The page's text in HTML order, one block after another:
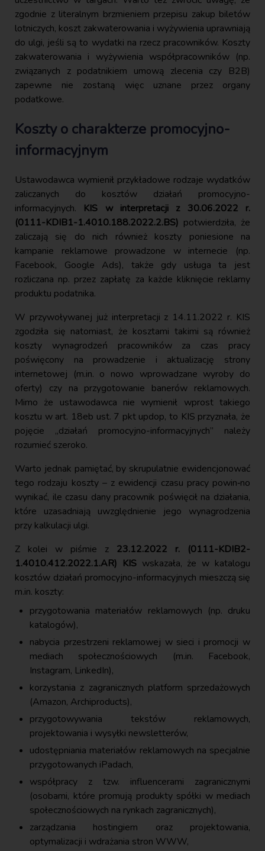
zgodnie z literalnym brzmieniem przepisu zakup biletów
lotniczych, koszt zakwaterowania i wyżywienia uprawniają
do ulgi, jeśli są to wydatki na rzecz pracowników. Koszty
zakwaterowania i wyżywienia współpracowników (np.
związanych z podatnikiem umową zlecenia czy B2B)
zapewne nie zostaną więc uznane przez organy
podatkowe.
Koszty o charakterze promocyjno-
informacyjnym
Ustawodawca wymienił przykładowe rodzaje wydatków
zaliczanych do kosztów działań promocyjno-
informacyjnych. KIS w interpretacji z 30.06.2022 r.
(0111-KDIB1-1.4010.188.2022.2.BS) potwierdziła, że
zaliczają się do nich również koszty poniesione na
kampanie reklamowe prowadzone w internecie (np.
Facebook, Google Ads), także gdy usługa ta jest
rozliczana np. przez zapłatę za każde kliknięcie reklamy
produktu podatnika.
W przywoływanej już interpretacji z 14.11.2022 r. KIS
zgodziła się natomiast, że kosztami takimi są również
koszty wynagrodzeń pracowników za czas pracy
poświęcony na prowadzenie i aktualizację strony
internetowej (m.in. o nowo wprowadzane wyroby do
oferty) czy na przygotowanie banerów reklamowych.
Mimo że ustawodawca nie wymienił wprost takiego
kosztu w art. 18eb ust. 7 pkt updop, to KIS przyznała, że
pojęcie „działań promocyjno-informacyjnych” należy
rozumieć szeroko.
Warto jednak pamiętać, by skrupulatnie ewidencjonować
tego rodzaju koszty – z ewidencji czasu pracy powin‑no
wynikać, ile czasu dany pracownik poświęcił na działania,
które uzasadniają uwzględnienie jego wynagrodzenia
przy kalkulacji ulgi.
Z kolei w piśmie z 23.12.2022 r. (0111-KDIB2-
1.4010.412.2022.1.AR) KISwskazała, że w katalogu
kosztów działań promocyjno-informacyjnych mieszczą się
m.in. koszty:
przygotowania materiałów reklamowych (np. druku
katalogów),
nabycia przestrzeni reklamowej w sieci i promocji w
mediach społecznościowych (m.in. Facebook,
Instagram, LinkedIn),
korzystania z zagranicznych platform sprzedażowych
(Amazon, Archiproducts),
przygotowywania tekstów reklamowych,
projektowania i wysyłki newsletterów,
udostępniania materiałów reklamowych na specjalnie
przygotowanych iPadach,
współpracy z tzw. influencerami zagranicznymi
(osobami, które promują produkty spółki w mediach
społecznościowych na rynkach zagranicznych),
zarządzania hostingiem oraz projektowania,
optymalizacji i wdrażania stron WWW,